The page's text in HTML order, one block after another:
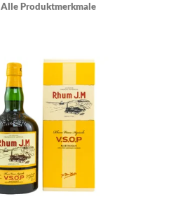
Alle Produktmerkmale